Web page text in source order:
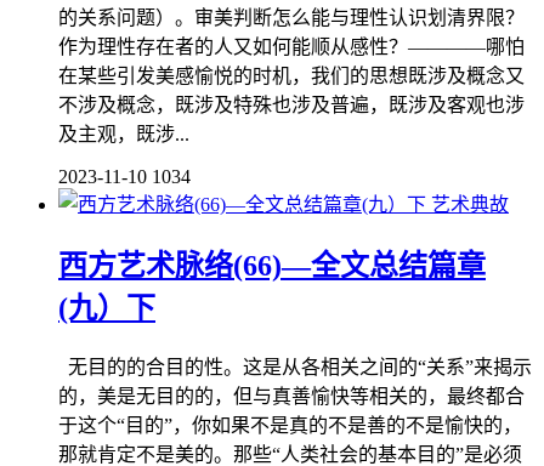
的关系问题）。审美判断怎么能与理性认识划清界限？
作为理性存在者的人又如何能顺从感性？————哪怕
在某些引发美感愉悦的时机，我们的思想既涉及概念又
不涉及概念，既涉及特殊也涉及普遍，既涉及客观也涉
及主观，既涉...
2023-11-10 1034
艺术典故
西方艺术脉络(66)—全文总结篇章
(九）下
无目的的合目的性。这是从各相关之间的“关系”来揭示
的，美是无目的的，但与真善愉快等相关的，最终都合
于这个“目的”，你如果不是真的不是善的不是愉快的，
那就肯定不是美的。那些“人类社会的基本目的”是必须